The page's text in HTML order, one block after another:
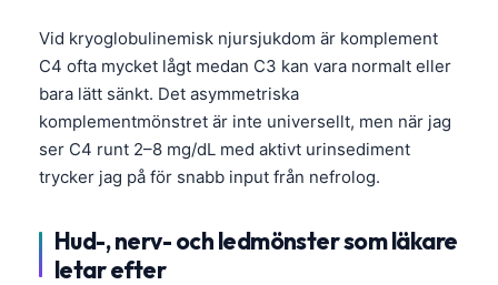
Vid kryoglobulinemisk njursjukdom är komplement
C4 ofta mycket lågt medan C3 kan vara normalt eller
bara lätt sänkt. Det asymmetriska
komplementmönstret är inte universellt, men när jag
ser C4 runt 2–8 mg/dL med aktivt urinsediment
trycker jag på för snabb input från nefrolog.
Hud-, nerv- och ledmönster som läkare
letar efter